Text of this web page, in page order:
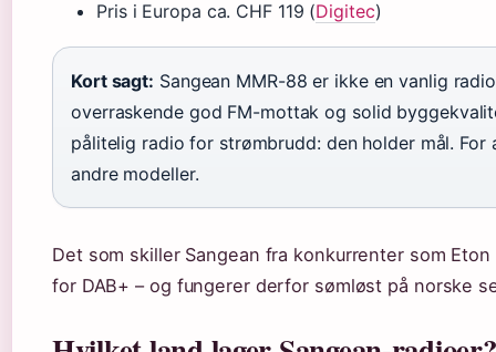
Pris i Europa ca. CHF 119 (Digitec)
Kort sagt: Sangean MMR-88 er ikke en vanlig
overraskende god FM-mottak og solid
pålitelig radio for strømbrudd: den holder mål.
andre modeller.
Det som skiller Sangean fra konkurrenter som
for DAB+ – og fungerer derfor sømløst på norske